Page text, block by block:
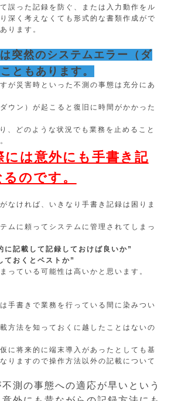
誤った記録を防ぐ、または入力動作をル
深く考えなくても形式的な書類作成がで
ります。
突然のシステムエラー（ダ
ともあります。
が災害時といった不測の事態は充分にあ
ウン）が起こると復旧に時間がかかった
、どのような状況でも業務を止めること
には意外にも手書き記
のです。
なければ、いきなり手書き記録は困りま
ムに頼ってシステムに管理されてしまっ
に記載して記録しておけば良いか”
ておくとベストか”
っている可能性は高いかと思います。
手書きで業務を行っている間に染みつい
方法を知っておくに越したことはないの
に将来的に端末導入があったとしても基
りますので操作方法以外の記載について
測の事態への適応が早いという